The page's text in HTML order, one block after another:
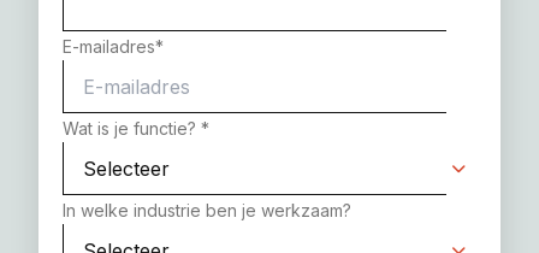
E-mailadres*
Wat is je functie? *
In welke industrie ben je werkzaam?